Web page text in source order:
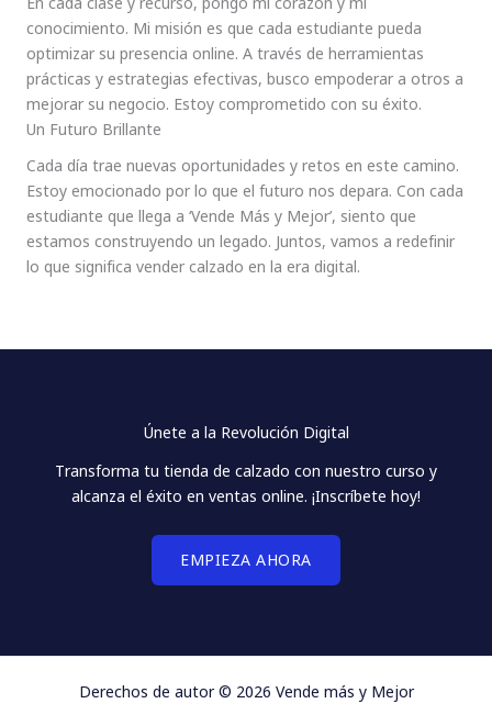
conocimiento. Mi misión es que cada estudiante pueda
optimizar su presencia online. A través de herramientas
prácticas y estrategias efectivas, busco empoderar a otros a
mejorar su negocio. Estoy comprometido con su éxito.
Un Futuro Brillante
Cada día trae nuevas oportunidades y retos en este camino.
Estoy emocionado por lo que el futuro nos depara. Con cada
estudiante que llega a ‘Vende Más y Mejor’, siento que
estamos construyendo un legado. Juntos, vamos a redefinir
lo que significa vender calzado en la era digital.
Únete a la Revolución Digital
Transforma tu tienda de calzado con nuestro curso y
alcanza el éxito en ventas online. ¡Inscríbete hoy!
EMPIEZA AHORA
Derechos de autor © 2026 Vende más y Mejor